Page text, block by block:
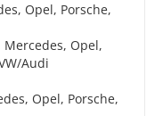
Opel, Porsche,
Mercedes, Opel,
Audi
Opel, Porsche,